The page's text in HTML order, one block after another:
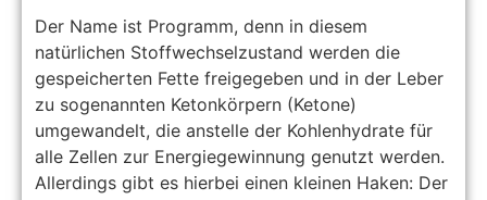
Der Name ist Programm, denn in diesem
natürlichen Stoffwechselzustand werden die
gespeicherten Fette freigegeben und in der Leber
zu sogenannten Ketonkörpern (Ketone)
umgewandelt, die anstelle der Kohlenhydrate für
alle Zellen zur Energiegewinnung genutzt werden.
Allerdings gibt es hierbei einen kleinen Haken: Der